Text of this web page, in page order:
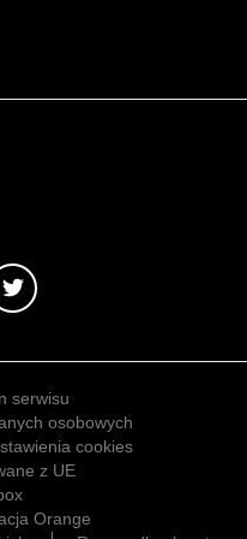
serwisu
osobowych
cookies
z UE
Orange